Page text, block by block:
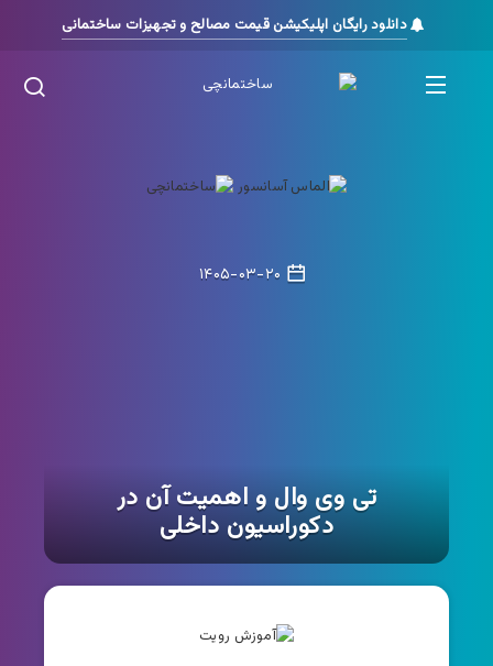
دانلود رایگان اپلیکیشن قیمت مصالح و تجهیزات ساختمانی
تی وی وال و اهمیت آن در
دکوراسیون داخلی